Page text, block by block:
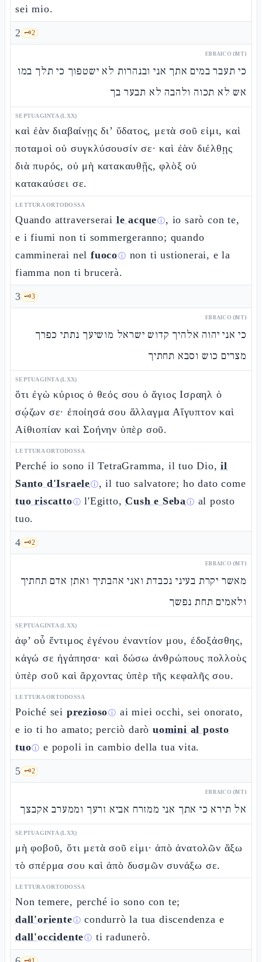
sei mio.
2 🗝️2
EBRAICO (MT)
כי תעבר במים אתך אני ובנהרות לא ישטפוך כי תלך במו
אש לא תכוה ולהבה לא תבער בך
SEPTUAGINTA (LXX)
καὶ ἐὰν διαβαίνῃς δι’ ὕδατος, μετὰ σοῦ εἰμι, καὶ
ποταμοὶ οὐ συγκλύσουσίν σε· καὶ ἐὰν διέλθῃς
διὰ πυρός, οὐ μὴ κατακαυθῇς, φλὸξ οὐ
κατακαύσει σε.
LETTURA ORTODOSSA
Quando attraverserai le acqueⓘ, io sarò con te,
e i fiumi non ti sommergeranno; quando
camminerai nelfuocoⓘ non ti ustionerai, e la
fiamma non ti brucerà.
3 🗝️3
EBRAICO (MT)
כי אני יהוה אלהיך קדוש ישראל מושיעך נתתי כפרך
מצרים כוש וסבא תחתיך
SEPTUAGINTA (LXX)
ὅτι ἐγὼ κύριος ὁ θεός σου ὁ ἅγιος Ισραηλ ὁ
σῴζων σε· ἐποίησά σου ἄλλαγμα Αἴγυπτον καὶ
Αἰθιοπίαν καὶ Σοήνην ὑπὲρ σοῦ.
LETTURA ORTODOSSA
Perché io sono il TetraGramma, il tuo Dio,il
Santo d'Israeleⓘ, il tuo salvatore; ho dato come
tuo riscattoⓘ l'Egitto, Cush e Sebaⓘ al posto
tuo.
4 🗝️2
EBRAICO (MT)
מאשר יקרת בעיני נכבדת ואני אהבתיך ואתן אדם תחתיך
ולאמים תחת נפשך
SEPTUAGINTA (LXX)
ἀφ’ οὗ ἔντιμος ἐγένου ἐναντίον μου, ἐδοξάσθης,
κἀγώ σε ἠγάπησα· καὶ δώσω ἀνθρώπους πολλοὺς
ὑπὲρ σοῦ καὶ ἄρχοντας ὑπὲρ τῆς κεφαλῆς σου.
LETTURA ORTODOSSA
Poiché sei preziosoⓘ ai miei occhi, sei onorato,
e io ti ho amato; perciò daròuomini al posto
tuoⓘ e popoli in cambio della tua vita.
5 🗝️2
EBRAICO (MT)
אל תירא כי אתך אני ממזרח אביא זרעך וממערב אקבצך
SEPTUAGINTA (LXX)
μὴ φοβοῦ, ὅτι μετὰ σοῦ εἰμι· ἀπὸ ἀνατολῶν ἄξω
τὸ σπέρμα σου καὶ ἀπὸ δυσμῶν συνάξω σε.
LETTURA ORTODOSSA
Non temere, perché io sono con te;
dall'orienteⓘ condurrò la tua discendenza e
dall'occidenteⓘ ti radunerò.